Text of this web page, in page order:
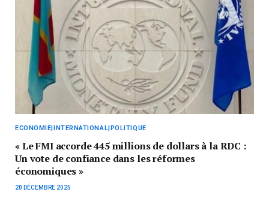
ECONOMIE|INTERNATIONAL|POLITIQUE
« Le FMI accorde 445 millions de dollars à la RDC :
Un vote de confiance dans les réformes
économiques »
20 DÉCEMBRE 2025